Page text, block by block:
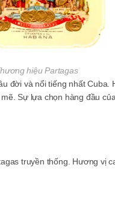
hiệu Partagas
đời và nổi tiếng nhất
Sự lựa chọn hàng đầu
truyền thống. Hương vị